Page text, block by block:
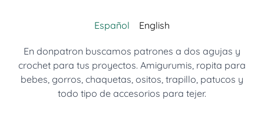
Español English
En donpatron buscamos patrones a dos agujas y
crochet para tus proyectos. Amigurumis, ropita para
bebes, gorros, chaquetas, ositos, trapillo, patucos y
todo tipo de accesorios para tejer.